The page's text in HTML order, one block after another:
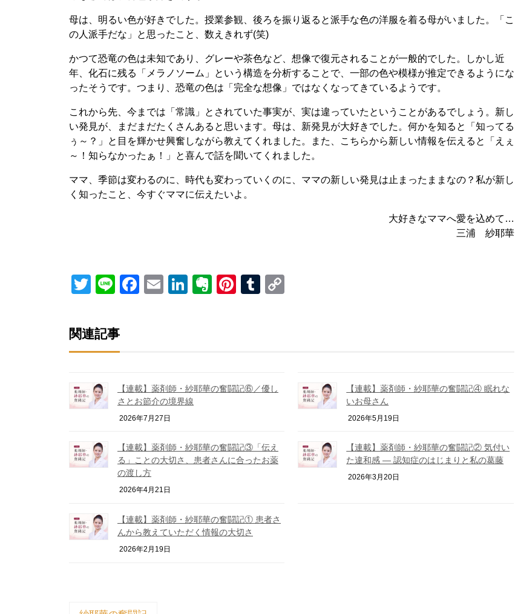
母は、明るい色が好きでした。授業参観、後ろを振り返ると派手な色の洋服を着る母がいました。「こ
の人派手だな」と思ったこと、数えきれず(笑)
かつて恐竜の色は未知であり、グレーや茶色など、想像で復元されることが一般的でした。しかし近
年、化石に残る「メラノソーム」という構造を分析することで、一部の色や模様が推定できるようにな
ったそうです。つまり、恐竜の色は「完全な想像」ではなくなってきているようです。
これから先、今までは「常識」とされていた事実が、実は違っていたということがあるでしょう。新し
い発見が、まだまだたくさんあると思います。母は、新発見が大好きでした。何かを知ると「知ってる
ぅ～？」と目を輝かせ興奮しながら教えてくれました。また、こちらから新しい情報を伝えると「えぇ
～！知らなかったぁ！」と喜んで話を聞いてくれました。
ママ、季節は変わるのに、時代も変わっていくのに、ママの新しい発見は止まったままなの？私が新し
く知ったこと、今すぐママに伝えたいよ。
大好きなママへ愛を込めて…
三浦 紗耶華
Twitter
LineFacebook
EmailLinkedIn
Evernote
Pinterest
Tumblr
関連記事
【連載】薬剤師・紗耶華の奮闘記⑥／優し
さとお節介の境界線
2026年7月27日
【連載】薬剤師・紗耶華の奮闘記④ 眠れな
いお母さん
2026年5月19日
【連載】薬剤師・紗耶華の奮闘記③「伝え
る」ことの大切さ、患者さんに合ったお薬
の渡し方
2026年4月21日
【連載】薬剤師・紗耶華の奮闘記② 気付い
た違和感 ― 認知症のはじまりと私の葛藤
2026年3月20日
【連載】薬剤師・紗耶華の奮闘記① 患者さ
んから教えていただく情報の大切さ
2026年2月19日